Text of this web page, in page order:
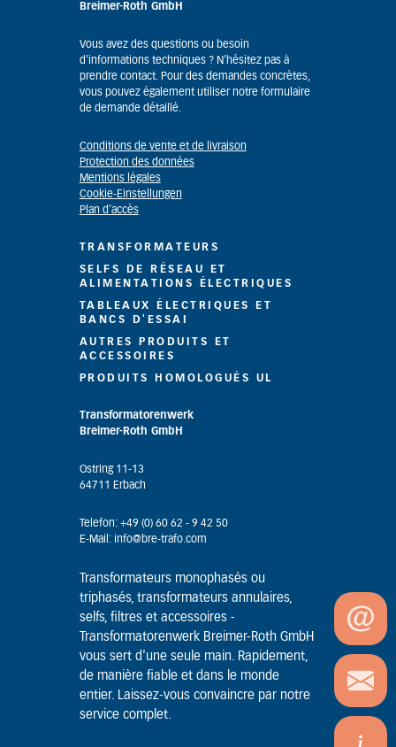
Breimer-Roth GmbH
Vous avez des questions ou besoin
d'informations techniques ? N'hésitez pas à
prendre contact. Pour des demandes concrètes,
vous pouvez également utiliser notre formulaire
de demande détaillé.
Conditions de vente et de livraison
Protection des données
Mentions légales
Cookie-Einstellungen
Plan d’accès
TRANSFORMATEURS
SELFS DE RÉSEAU ET
ALIMENTATIONS ÉLECTRIQUES
TABLEAUX ÉLECTRIQUES ET
BANCS D'ESSAI
AUTRES PRODUITS ET
ACCESSOIRES
PRODUITS HOMOLOGUÉS UL
Transformatorenwerk
Breimer-Roth GmbH
Ostring 11-13
64711 Erbach
Telefon: +49 (0) 60 62 - 9 42 50
E-Mail: info@bre-trafo.com
Transformateurs monophasés ou
triphasés, transformateurs annulaires,
selfs, filtres et accessoires -
Transformatorenwerk Breimer-Roth GmbH
vous sert d'une seule main. Rapidement,
de manière fiable et dans le monde
entier. Laissez-vous convaincre par notre
service complet.